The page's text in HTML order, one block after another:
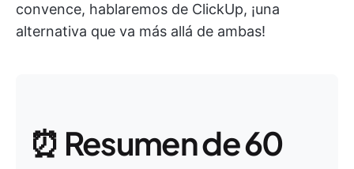
convence, hablaremos de ClickUp, ¡una
alternativa que va más allá de ambas!
⏰ Resumen de 60